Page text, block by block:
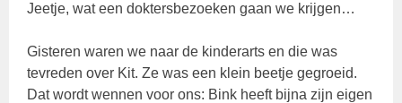
Jeetje, wat een doktersbezoeken gaan we krijgen…
Gisteren waren we naar de kinderarts en die was
tevreden over Kit. Ze was een klein beetje gegroeid.
Dat wordt wennen voor ons: Bink heeft bijna zijn eigen